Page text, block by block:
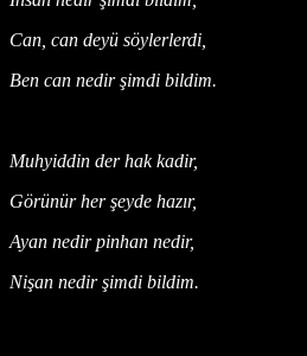
Can, can deyü söylerlerdi,
Ben can nedir şimdi bildim.
Muhyiddin der hak kadir,
Görünür her şeyde hazır,
Ayan nedir pinhan nedir,
Nişan nedir şimdi bildim.